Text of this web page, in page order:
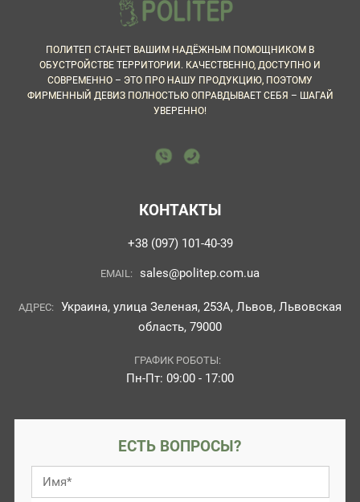
ПОЛИТЕП СТАНЕТ ВАШИМ НАДЁЖНЫМ ПОМОЩНИКОМ В
ОБУСТРОЙСТВЕ ТЕРРИТОРИИ. КАЧЕСТВЕННО, ДОСТУПНО И
СОВРЕМЕННО – ЭТО ПРО НАШУ ПРОДУКЦИЮ, ПОЭТОМУ
ФИРМЕННЫЙ ДЕВИЗ ПОЛНОСТЬЮ ОПРАВДЫВАЕТ СЕБЯ – ШАГАЙ
УВЕРЕННО!
КОНТАКТЫ
+38 (097) 101-40-39
EMAIL: sales@politep.com.ua
АДРЕС:
Украина, улица Зеленая, 253А, Львов, Львовская
область, 79000
ГРАФИК РОБОТЫ:
Пн-Пт: 09:00 - 17:00
ЕСТЬ ВОПРОСЫ?